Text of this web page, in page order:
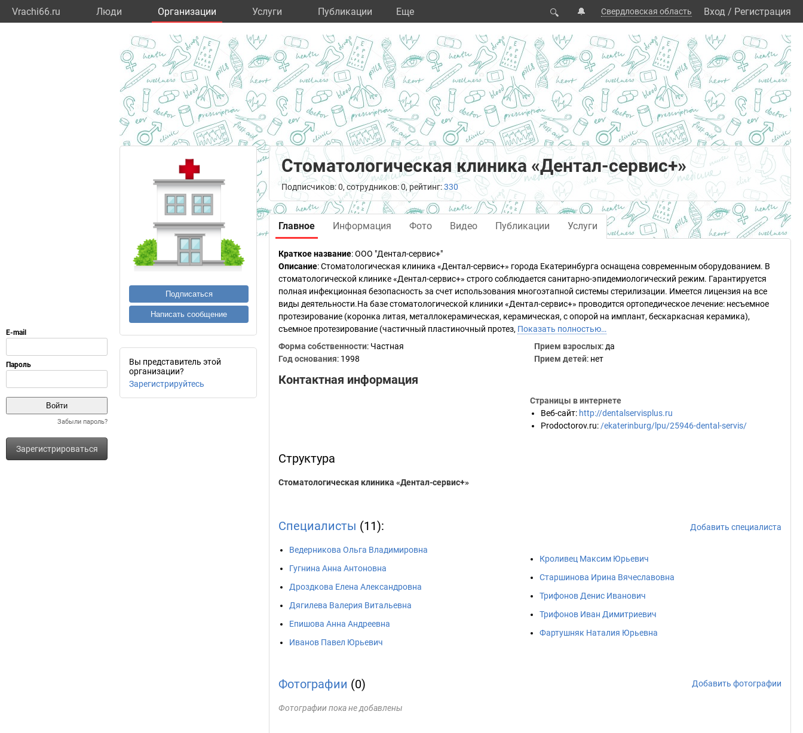
Vrachi66.ru Люди Организации Услуги Публикации Eще 🔍 🔔 Свердловская область Вход / Регистрация
Забыли пароль?
Зарегистрироваться
Подписаться
Написать сообщение
Вы представитель этой
организации?
Зарегистрируйтесь
Стоматологическая клиника «Дентал-сервис+»
Подписчиков: 0, сотрудников: 0, рейтинг:330
Главное Информация Фото Видео Публикации Услуги
Краткое название:ООО "Дентал-сервис+"
Описание: Стоматологическая клиника «Дентал-сервис+» города Екатеринбурга оснащена современным оборудованием. В
стоматологической клинике «Дентал-сервис+» строго соблюдается санитарно-эпидемиологический режим. Гарантируется
полная инфекционная безопасность за счет использования многоэтапной системы стерилизации. Имеется лицензия на все
виды деятельности.На базе стоматологической клиники «Дентал-сервис+» проводится ортопедическое лечение: несъемное
протезирование (коронка литая, металлокерамическая, керамическая, с опорой на имплант, бескаркасная керамика),
съемное протезирование (частичный пластиночный протез, Показать полностью…
Форма собственности: Частная
Год основания: 1998
Прием взрослых: да
Прием детей: нет
Контактная информация
Страницы в интернете
Веб-сайт: http://dentalservisplus.ru
Prodoctorov.ru: /ekaterinburg/lpu/25946-dental-servis/
Структура
Стоматологическая клиника «Дентал-сервис+»
Специалисты (11): Добавить специалиста
Ведерникова Ольга Владимировна
Гугнина Анна Антоновна
Дроздкова Елена Александровна
Дягилева Валерия Витальевна
Епишова Анна Андреевна
Иванов Павел Юрьевич
Кроливец Максим Юрьевич
Старшинова Ирина Вячеславовна
Трифонов Денис Иванович
Трифонов Иван Димитриевич
Фартушняк Наталия Юрьевна
Фотографии (0) Добавить фотографии
Фотографии пока не добавлены